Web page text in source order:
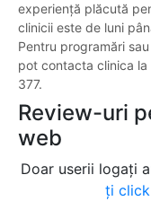
experiență plăcută
clinicii este de luni
Pentru programări
pot contacta clinica
377.
Review-uri
web
Doar userii logați
ți